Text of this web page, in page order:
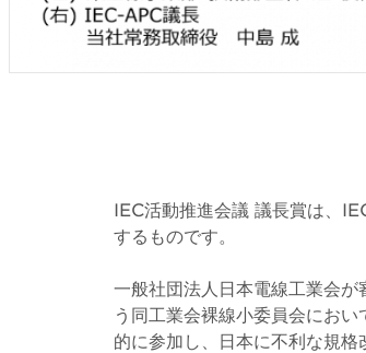
IEC活動推進会議 議長賞は、
するものです。
一般社団法人日本電線工業会
う同工業会裸線小委員会にお
的に参加し、日本に不利な規